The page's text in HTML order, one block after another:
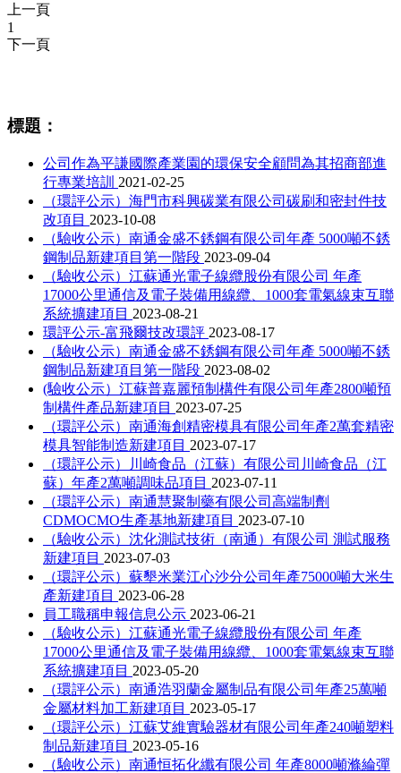
上一頁
1
下一頁
標題：
公司作為平謙國際產業園的環保安全顧問為其招商部進
行專業培訓 2021-02-25
（環評公示）海門市科興碳業有限公司碳刷和密封件技
改項目 2023-10-08
（驗收公示）南通金盛不銹鋼有限公司年產 5000噸不銹
鋼制品新建項目第一階段 2023-09-04
（驗收公示）江蘇通光電子線纜股份有限公司 年產
17000公里通信及電子裝備用線纜、1000套電氣線束互聯
系統擴建項目 2023-08-21
環評公示-富飛爾技改環評 2023-08-17
（驗收公示）南通金盛不銹鋼有限公司年產 5000噸不銹
鋼制品新建項目第一階段 2023-08-02
(驗收公示）江蘇普嘉麗預制構件有限公司年產2800噸預
制構件產品新建項目 2023-07-25
（環評公示）南通海創精密模具有限公司年產2萬套精密
模具智能制造新建項目 2023-07-17
（環評公示）川崎食品（江蘇）有限公司川崎食品（江
蘇）年產2萬噸調味品項目 2023-07-11
（環評公示）南通慧聚制藥有限公司高端制劑
CDMOCMO生產基地新建項目 2023-07-10
（驗收公示）沈化測試技術（南通）有限公司 測試服務
新建項目 2023-07-03
（環評公示）蘇墾米業江心沙分公司年產75000噸大米生
產新建項目 2023-06-28
員工職稱申報信息公示 2023-06-21
（驗收公示）江蘇通光電子線纜股份有限公司 年產
17000公里通信及電子裝備用線纜、1000套電氣線束互聯
系統擴建項目 2023-05-20
（環評公示）南通浩羽蘭金屬制品有限公司年產25萬噸
金屬材料加工新建項目 2023-05-17
（環評公示）江蘇艾維實驗器材有限公司年產240噸塑料
制品新建項目 2023-05-16
（驗收公示）南通恒拓化纖有限公司 年產8000噸滌綸彈